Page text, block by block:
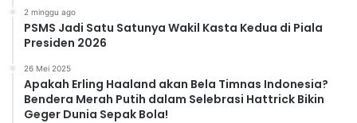
2 minggu ago
PSMS Jadi Satu Satunya Wakil Kasta Kedua di Piala
Presiden 2026
26 Mei 2025
Apakah Erling Haaland akan Bela Timnas Indonesia?
Bendera Merah Putih dalam Selebrasi Hattrick Bikin
Geger Dunia Sepak Bola!